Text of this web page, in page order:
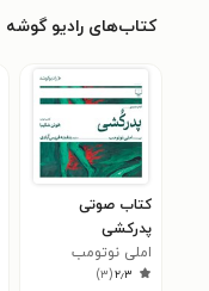
کتاب‌های رادیو گوشه
کتاب صوتی
پدرکشی
املی نوتومب
۲٫۳(۳)